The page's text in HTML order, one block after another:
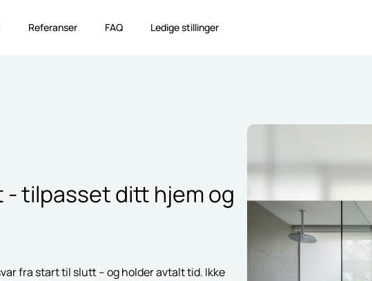
Referanser
FAQ
Ledige stillinger
tilpasset ditt hjem og
fra start til slutt – og holder avtalt tid. Ikke